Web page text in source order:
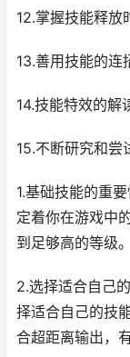
12.掌握技能释放
13.善用技能的连
14.技能特效的解
15.不断研究和尝
1.基础技能的重
定着你在游戏中
到足够高的等级。
2.选择适合自己
择适合自己的技
合超距离输出，